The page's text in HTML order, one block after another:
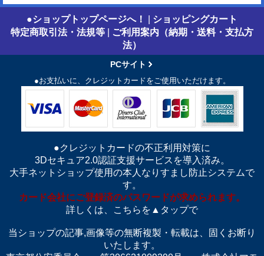
●ショップトップページへ！
ショッピングカート
特定商取引法・法規等
ご利用案内（納期・送料・支払方
法）
PCサイト
●お支払いに、クレジットカードをご使用いただけます。
●クレジットカードの不正利用対策に
3Dセキュア2.0認証支援サービスを導入済み。
大手ネットショップ使用の本人なりすまし防止システムで
す。
カード会社にご登録済のパスワードが求められます。
詳しくは、こちらを▲タップで
当ショップの記事,画像等の無断複製・転載は、固くお断り
いたします。